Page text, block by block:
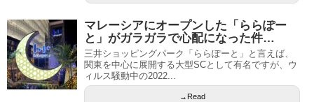
マレーシアにオープンした「ららぽー
と」がガラガラで心配になった件…
三井ショッピングパーク「ららぽーと」と言えば、
関東を中心に展開する大型SCとして有名ですが、ウ
ィルス騒動中の2022...
→Read